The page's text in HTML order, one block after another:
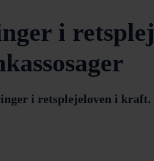
i
i retsplejeloven i